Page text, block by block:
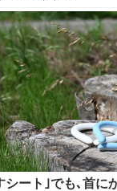
ート｣でも､首に